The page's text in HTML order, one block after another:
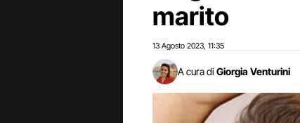
marito
13 Agosto 2023 11:35
A cura di Giorgia Venturini